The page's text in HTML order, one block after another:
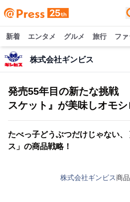
新着 エンタメ グルメ 旅行 フ
株式会社ギンビス
発売55年目の新たな挑戦
スケット』が美味しオモシ
たべっ子どうぶつだけじゃない
ス」の商品戦略！
株式会社ギンビス商品